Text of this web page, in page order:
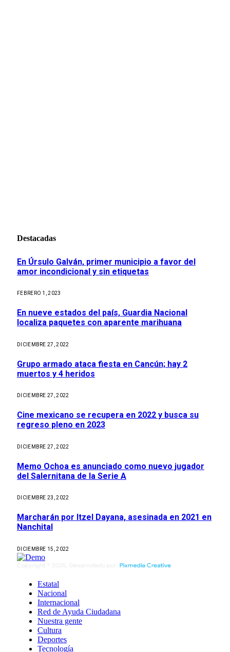
Destacadas
En Úrsulo Galván, primer municipio a favor del
amor incondicional y sin etiquetas
FEBRERO 1, 2023
En nueve estados del país, Guardia Nacional
localiza paquetes con aparente marihuana
DICIEMBRE 27, 2022
Grupo armado ataca fiesta en Cancún; hay 2
muertos y 4 heridos
DICIEMBRE 27, 2022
Cine mexicano se recupera en 2022 y busca su
regreso pleno en 2023
DICIEMBRE 27, 2022
Memo Ochoa es anunciado como nuevo jugador
del Salernitana de la Serie A
DICIEMBRE 23, 2022
Marcharán por Itzel Dayana, asesinada en 2021 en
Nanchital
DICIEMBRE 15, 2022
Estatal
Nacional
Internacional
Red de Ayuda Ciudadana
Nuestra gente
Cultura
Deportes
Tecnología